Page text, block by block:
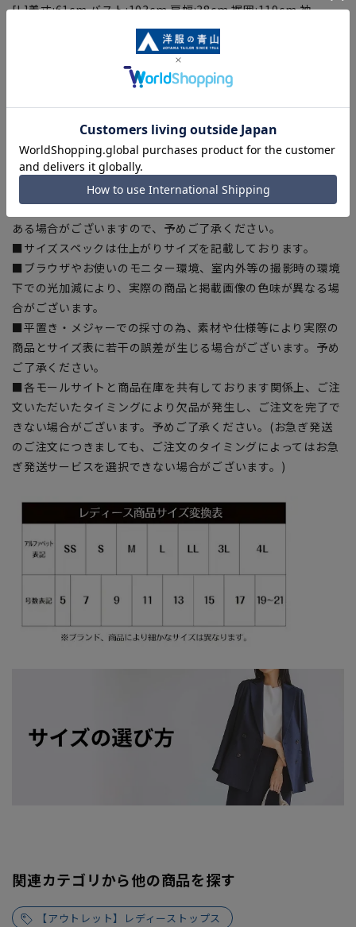
[L]着丈:61cm バスト:103cm 肩幅:38cm 裾囲:119cm 袖
[LL]着丈:62cm バスト:106cm 肩幅:39cm 裾囲:122cm 袖
[3L]着丈:63cm バスト:110cm 肩幅:40cm 裾囲:126cm 袖
丈:47.5cm
[4L]着丈:64cm バスト:115cm 肩幅:42cm 裾囲:131cm 袖
丈:47.5cm
【商品に関するご注意】
■商品画像はサンプルのため、色味やサイズ等の仕様に変更が
ある場合がございますので、予めご了承ください。
■サイズスペックは仕上がりサイズを記載しております。
■ブラウザやお使いのモニター環境、室内外等の撮影時の環境
下での光加減により、実際の商品と掲載画像の色味が異なる場
合がございます。
■平置き・メジャーでの採寸の為、素材や仕様等により実際の
商品とサイズ表に若干の誤差が生じる場合がございます。予め
ご了承ください。
■各モールサイトと商品在庫を共有しております関係上、ご注
文いただいたタイミングにより欠品が発生し、ご注文を完了で
きない場合がございます。予めご了承ください。(お急ぎ発送
のご注文につきましても、ご注文のタイミングによってはお急
ぎ発送サービスを選択できない場合がございます。)
関連カテゴリから他の商品を探す
【アウトレット】レディーストップス